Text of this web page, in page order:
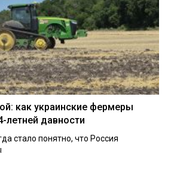
как украинские фермеры
летней давности
стало понятно, что Россия